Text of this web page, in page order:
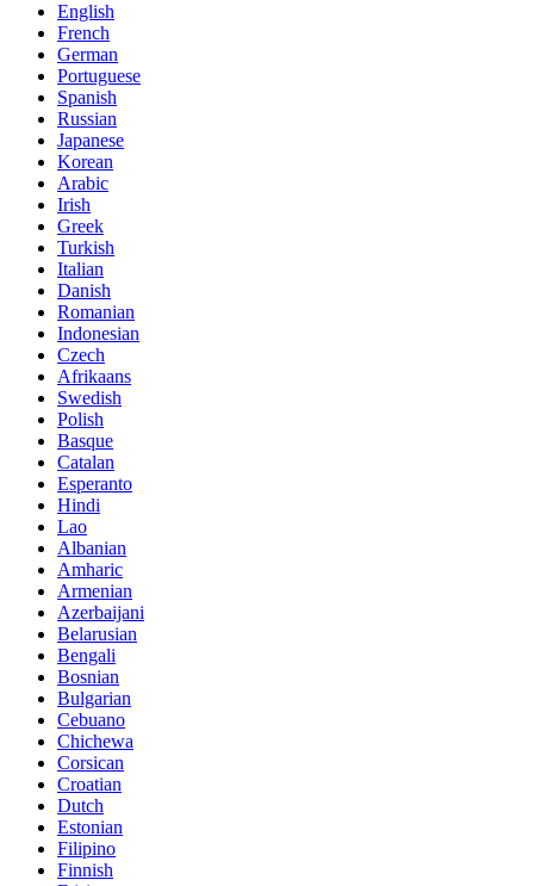
English
French
German
Portuguese
Spanish
Russian
Japanese
Korean
Arabic
Irish
Greek
Turkish
Italian
Danish
Romanian
Indonesian
Czech
Afrikaans
Swedish
Polish
Basque
Catalan
Esperanto
Hindi
Lao
Albanian
Amharic
Armenian
Azerbaijani
Belarusian
Bengali
Bosnian
Bulgarian
Cebuano
Chichewa
Corsican
Croatian
Dutch
Estonian
Filipino
Finnish